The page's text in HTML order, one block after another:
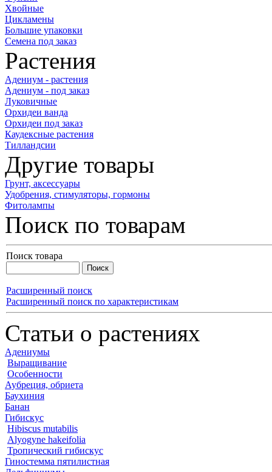
Хвойные
Цикламены
Большие упаковки
Семена под заказ
Растения
Адениум - растения
Адениум - под заказ
Луковичные
Орхидеи ванда
Орхидеи под заказ
Каудексные растения
Тилландсии
Другие товары
Грунт, аксессуары
Удобрения, стимуляторы, гормоны
Фитолампы
Поиск по товарам
Поиск товара
Расширенный поиск
Расширенный поиск по характеристикам
Статьи о растениях
Адениумы
Выращивание
Особенности
Аубреция, обриета
Баухиния
Банан
Гибискус
Hibiscus mutabilis
Alyogyne hakeifolia
Тропический гибискус
Гиностемма пятилистная